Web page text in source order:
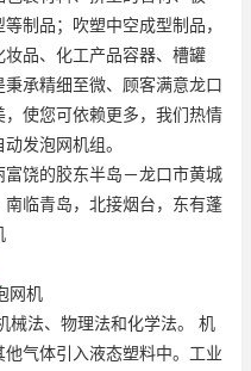
制品；吹塑中空成型制品，
品、化工产品容器、槽罐
承精细至微、顾客满意龙口
，使您可依赖更多，我们热情
动发泡网机组。
饶的胶东半岛－龙口市黄城
临青岛，北接烟台，东有蓬
网机
械法、物理法和化学法。 机
气体引入液态塑料中。工业